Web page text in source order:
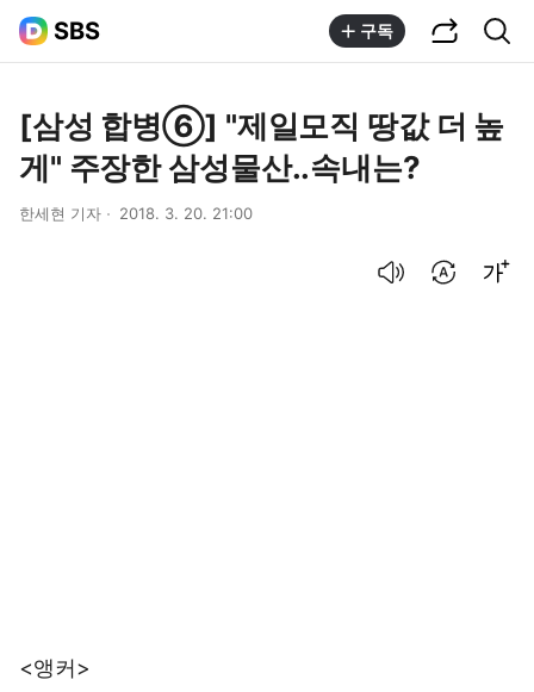
SBS 구독
[삼성 합병⑥] "제일모직 땅값 더 높
게" 주장한 삼성물산..속내는?
한세현 기자 2018. 3. 20. 21:00
<앵커>